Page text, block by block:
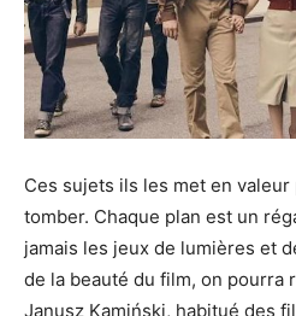
Ces sujets ils les met en
tomber. Chaque plan est un
jamais les jeux de lumières et
de la beauté du film, on pourra
Janusz Kamiński, habitué des